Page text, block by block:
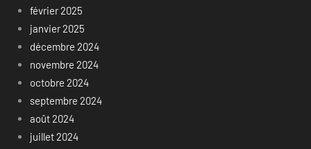
février 2025
janvier 2025
décembre 2024
novembre 2024
octobre 2024
septembre 2024
août 2024
juillet 2024